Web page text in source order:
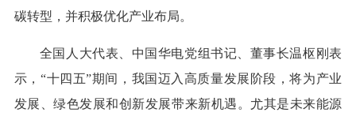
碳转型，并积极优化产业布局。
全国人大代表、中国华电党组书记、董事长温枢刚表
示，“十四五”期间，我国迈入高质量发展阶段，将为产业
发展、绿色发展和创新发展带来新机遇。尤其是未来能源